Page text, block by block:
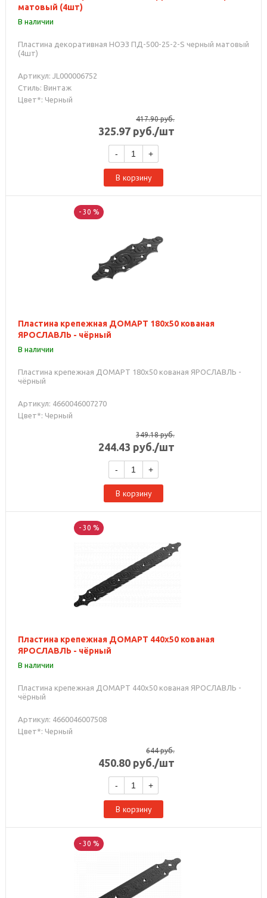
матовый (4шт)
В наличии
Пластина декоративная НОЭЗ ПД-500-25-2-S черный матовый
(4шт)
Артикул: JL000006752
Стиль: Винтаж
Цвет*: Черный
417.90руб.
325.97 руб./шт
- +
В корзину
- 30 %
Плаcтина крепежная ДОМАРТ 180х50 кованая
ЯРОСЛАВЛЬ - чёрный
В наличии
Плаcтина крепежная ДОМАРТ 180х50 кованая ЯРОСЛАВЛЬ -
чёрный
Артикул: 4660046007270
Цвет*: Черный
349.18руб.
244.43 руб./шт
- +
В корзину
- 30 %
Пластина крепежная ДОМАРТ 440х50 кованая
ЯРОСЛАВЛЬ - чёрный
В наличии
Пластина крепежная ДОМАРТ 440х50 кованая ЯРОСЛАВЛЬ -
чёрный
Артикул: 4660046007508
Цвет*: Черный
644руб.
450.80 руб./шт
- +
В корзину
- 30 %